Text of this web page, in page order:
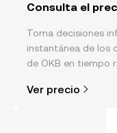
Consulta el
Toma decisiones
instantánea de los
de OKB en tiempo
Ver precio